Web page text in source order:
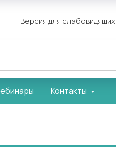
Версия для слабовидящих
Контакты